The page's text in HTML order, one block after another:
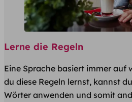
Lerne die Regeln
Eine Sprache basiert immer auf
du diese Regeln lernst, kannst
Wörter anwenden und somit